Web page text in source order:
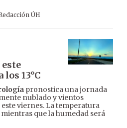
ÚH
13°C
pronostica una jornada
nublado y vientos
viernes. La temperatura
mientras que la humedad será